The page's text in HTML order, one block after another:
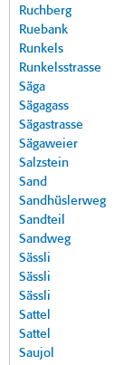
Ruchberg
Ruebank
Runkels
Runkelsstrasse
Säga
Sägagass
Sägastrasse
Sägaweier
Salzstein
Sand
Sandhüslerweg
Sandteil
Sandweg
Sässli
Sässli
Sässli
Sattel
Sattel
Saujol